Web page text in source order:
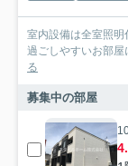
室内設備は全室照
過ごしやすいお部
る
募集中の部屋